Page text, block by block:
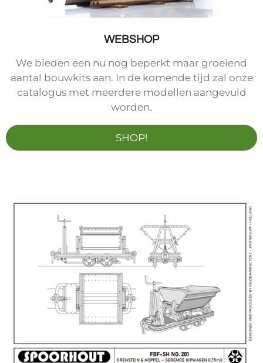
WEBSHOP
We bieden een nu nog beperkt maar groeiend
aantal bouwkits aan. In de komende tijd zal onze
catalogus met meerdere modellen aangevuld
worden.
SHOP!